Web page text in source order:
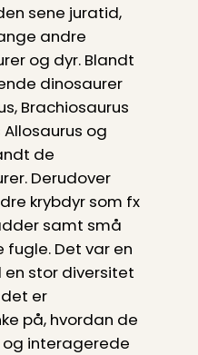
sene juratid,
andre
og dyr. Blandt
dinosaurer
Brachiosaurus
og
de
Derudover
krybdyr som fx
samt små
Det var en
stor diversitet
er
på, hvordan de
interagerede